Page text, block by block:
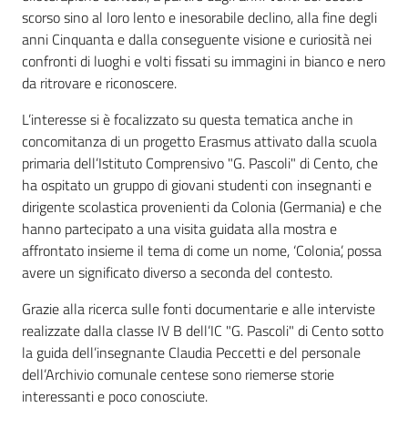
scorso sino al loro lento e inesorabile declino, alla fine degli
anni Cinquanta e dalla conseguente visione e curiosità nei
confronti di luoghi e volti fissati su immagini in bianco e nero
da ritrovare e riconoscere.
L’interesse si è focalizzato su questa tematica anche in
concomitanza di un progetto Erasmus attivato dalla scuola
primaria dell’Istituto Comprensivo "G. Pascoli" di Cento, che
ha ospitato un gruppo di giovani studenti con insegnanti e
dirigente scolastica provenienti da Colonia (Germania) e che
hanno partecipato a una visita guidata alla mostra e
affrontato insieme il tema di come un nome, ‘Colonia’, possa
avere un significato diverso a seconda del contesto.
Grazie alla ricerca sulle fonti documentarie e alle interviste
realizzate dalla classe IV B dell’IC "G. Pascoli" di Cento sotto
la guida dell’insegnante Claudia Peccetti e del personale
dell’Archivio comunale centese sono riemerse storie
interessanti e poco conosciute.